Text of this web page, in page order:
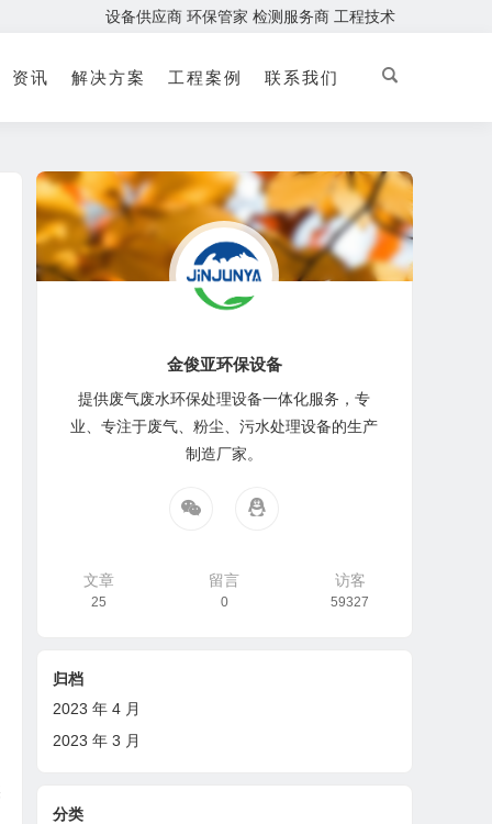
设备供应商 环保管家 检测服务商 工程技术
资讯 解决方案 工程案例 联系我们
金俊亚环保设备
提供废气废水环保处理设备一体化服务，专
业、专注于废气、粉尘、污水处理设备的生产
制造厂家。
文章
25
留言
0
访客
59327
归档
2023 年 4 月
2023 年 3 月
分类